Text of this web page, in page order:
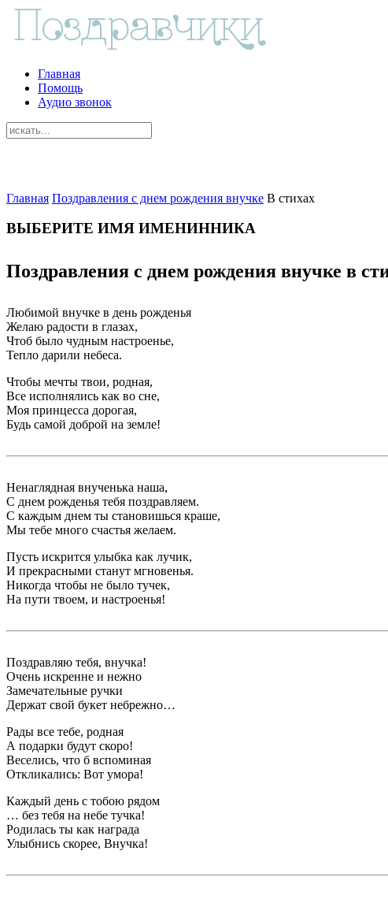
Главная
Помощь
Аудио звонок
Главная Поздравления с днем рождения внучке В стихах
ВЫБЕРИТЕ ИМЯ ИМЕНИННИКА
Поздравления с днем рождения внучке в
Любимой внучке в день рожденья
Желаю радости в глазах,
Чтоб было чудным настроенье,
Тепло дарили небеса.
Чтобы мечты твои, родная,
Все исполнялись как во сне,
Моя принцесса дорогая,
Будь самой доброй на земле!
Ненаглядная внученька наша,
С днем рожденья тебя поздравляем.
С каждым днем ты становишься краше,
Мы тебе много счастья желаем.
Пусть искрится улыбка как лучик,
И прекрасными станут мгновенья.
Никогда чтобы не было тучек,
На пути твоем, и настроенья!
Поздравляю тебя, внучка!
Очень искренне и нежно
Замечательные ручки
Держат свой букет небрежно…
Рады все тебе, родная
А подарки будут скоро!
Веселись, что б вспоминая
Откликались: Вот умора!
Каждый день с тобою рядом
… без тебя на небе тучка!
Родилась ты как награда
Улыбнись скорее, Внучка!